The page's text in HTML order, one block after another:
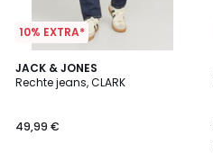
10% EXTRA*
JACK & JONES
Rechte jeans, CLARK
49,99 €